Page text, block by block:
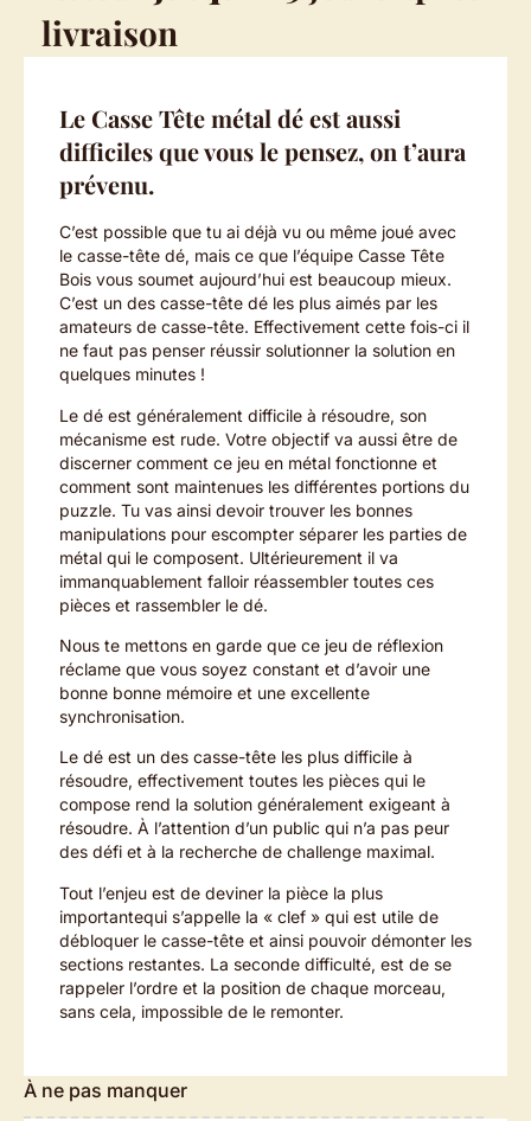
livraison
Le Casse Tête métal dé est aussi
difficiles que vous le pensez, on t’aura
prévenu.
C’est possible que tu ai déjà vu ou même joué avec
le casse-tête dé, mais ce que l’équipe Casse Tête
Bois vous soumet aujourd’hui est beaucoup mieux.
C’est un des casse-tête dé les plus aimés par les
amateurs de casse-tête. Effectivement cette fois-ci il
ne faut pas penser réussir solutionner la solution en
quelques minutes !
Le dé est généralement difficile à résoudre, son
mécanisme est rude. Votre objectif va aussi être de
discerner comment ce jeu en métal fonctionne et
comment sont maintenues les différentes portions du
puzzle. Tu vas ainsi devoir trouver les bonnes
manipulations pour escompter séparer les parties de
métal qui le composent. Ultérieurement il va
immanquablement falloir réassembler toutes ces
pièces et rassembler le dé.
Nous te mettons en garde que ce jeu de réflexion
réclame que vous soyez constant et d’avoir une
bonne bonne mémoire et une excellente
synchronisation.
Le dé est un des casse-tête les plus difficile à
résoudre, effectivement toutes les pièces qui le
compose rend la solution généralement exigeant à
résoudre. À l’attention d’un public qui n’a pas peur
des défi et à la recherche de challenge maximal.
Tout l’enjeu est de deviner la pièce la plus
importantequi s’appelle la « clef » qui est utile de
débloquer le casse-tête et ainsi pouvoir démonter les
sections restantes. La seconde difficulté, est de se
rappeler l’ordre et la position de chaque morceau,
sans cela, impossible de le remonter.
À ne pas manquer